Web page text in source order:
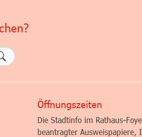
Formularschaltfläche
Öffnungszeiten
Die Stadtinfo im Rathaus-
beantragter Ausweispapiere,